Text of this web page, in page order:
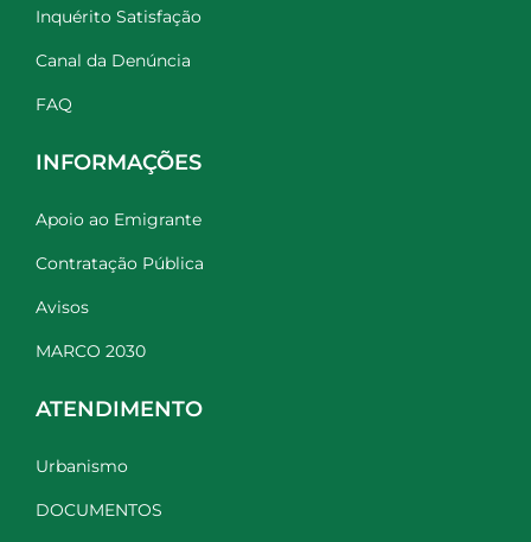
Inquérito Satisfação
Canal da Denúncia
FAQ
INFORMAÇÕES
Apoio ao Emigrante
Contratação Pública
Avisos
MARCO 2030
ATENDIMENTO
Urbanismo
DOCUMENTOS